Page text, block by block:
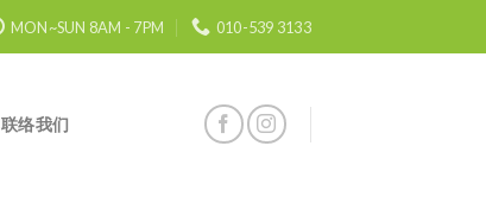
MON~SUN 8AM - 7PM 010-539 3133
联络我们